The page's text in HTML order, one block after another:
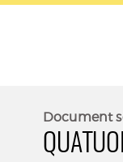
Document